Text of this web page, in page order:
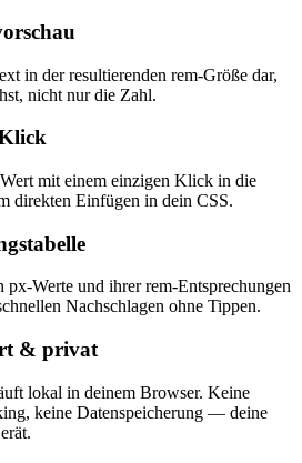
in der resultierenden rem-Größe dar,
nicht nur die Zahl.
mit einem einzigen Klick in die
direkten Einfügen in dein CSS.
px-Werte und ihrer rem-Entsprechungen
Nachschlagen ohne Tippen.
& privat
lokal in deinem Browser. Keine
keine Datenspeicherung — deine